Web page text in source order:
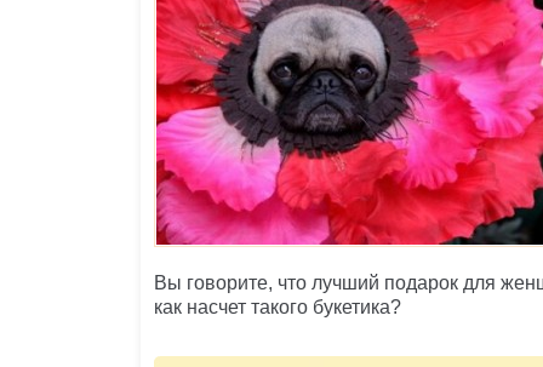
Вы говорите, что лучший подарок для
как насчет такого букетика?